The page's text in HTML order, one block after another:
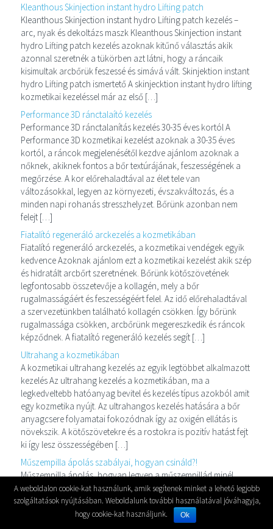
Kleanthous Skinjection instant hydro Lifting patch
Kleanthous Skinjection instant hydro Lifting patch kezelés –
arc, nyak és dekoltázs maszk Kleanthous Skinjection instant
hydro Lifting patch kezelés azoknak kitűnő választás akik
azonnal szeretnék a tükörben azt látni, hogy a ráncaik
kisimultak arcbőrük feszessé és simává vált. Skinjektion instant
hydro Lifting patch ismertető A skinjecktion instant hydro lifting
kozmetikai kezeléssel már az első […]
Performance 3D ránctalaító kezelés
Performance 3D ránctalanítás kezelés 30-35 éves kortól A
Performance 3D kozmetikai kezelést azoknak a 30-35 éves
kortól, a ráncok megjelenésétől kezdve ajánlom azoknak a
nőknek, akiknek fontos a bőr textúrájának, feszességének a
megőrzése. A kor előrehaladtával az élet tele van
változásokkal, legyen az környezeti, évszakváltozás, és a
minden napi rohanás stresszhelyzet. Bőrünk azonban nem
felejt […]
Fiatalító regeneráló arckezelés a kozmetikában
Fiatalító regeneráló arckezelés, a kozmetikai vendégek egyik
kedvence Azoknak ajánlom ezt a kozmetikai kezelést akik szép
és hidratált arcbőrt szeretnének. Bőrünk kötőszövetének
legfontosabb összetevője a kollagén, mely a bőr
rugalmasságáért és feszességéért felel. Az idő előrehaladtával
a szervezetünkben található kollagén csökken. Így bőrünk
rugalmassága csökken, arcbőrünk megereszkedik és ráncok
képződnek. A fiatalító regeneráló kezelés segít […]
Ultrahang a kozmetikában
A kozmetikai ultrahang kezelés az egyik legtöbbet alkalmazott
kezelés Az ultrahang kezelés a kozmetikában, ma a
legkedveltebb hatóanyag bevitel és kezelés típus azokból amit
egy kozmetika nyújt. Az ultrahangos kezelés hatására a bőr
anyagcsere folyamatai fokozódnak így az oxigén ellátás is
növekszik. A kötőszövetekre és a rostokra is pozitív hatást fejt
ki így lesz összességében […]
Műszempilla ápolás szabályai, hogyan csináld?!
Műszempilla ápolás, hogyan legyen a műszempillád minél
tartósabb A műszempilla ápolása és óvása az amiről sokan
megfeledkeznek, mikor műszempillát kezdenek el viselni. A
műszempillára ugyanis valóban figyelni kell. Egy kis törődéssel
és odafigyeléssel a szempillád sokkal tovább tartós és szép
A weboldalon cookie-kat használunk, amik segítenek minket a lehető legjobb
szolgáltatások nyújtásában. Weboldalunk további használatával jóváhagyja,
hogy cookie-kat használjunk.
Ok